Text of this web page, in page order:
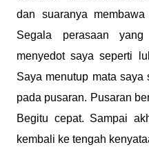
dan suaranya
Segala perasaan
menyedot saya seperti
Saya menutup mata saya
pada pusaran. Pusaran
Begitu cepat. Sampai
kembali ke tengah